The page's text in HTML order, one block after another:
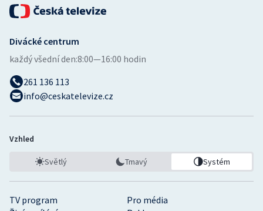
TV program
Pro média
Divácké centrum
každý všední den:8:00—16:00 hodin
261 136 113
info@ceskatelevize.cz
Vzhled
Světlý Tmavý Systém